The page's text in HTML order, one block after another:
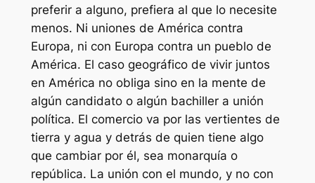
preferir a alguno, prefiera al que lo necesite
menos. Ni uniones de América contra
Europa, ni con Europa contra un pueblo de
América. El caso geográfico de vivir juntos
en América no obliga sino en la mente de
algún candidato o algún bachiller a unión
política. El comercio va por las vertientes de
tierra y agua y detrás de quien tiene algo
que cambiar por él, sea monarquía o
república. La unión con el mundo, y no con